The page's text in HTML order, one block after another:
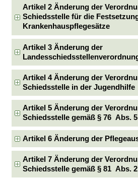
Artikel 2 Änderung der
Schiedsstelle für die
Krankenhauspflegesätze
Artikel 3 Änderung der
Artikel 4 Änderung der
Schiedsstelle in der Jugendhilfe
Artikel 5 Änderung der
Schiedsstelle gemäß § 76 Abs. 5
Artikel 6 Änderung der
Artikel 7 Änderung der
Schiedsstelle gemäß § 81 Abs. 2